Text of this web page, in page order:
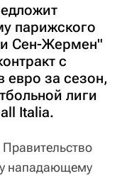
парижского
Сен-Жермен"
с
евро за сезон,
лиги
Italia.
Правительство
нападающему